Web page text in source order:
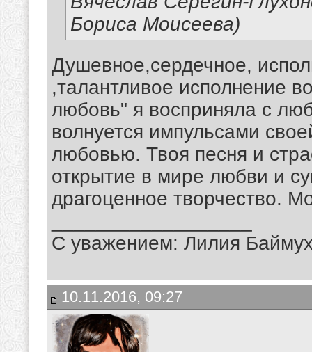
Бориса Моисеева)
Душевное,сердечное,
,талантливое исполнение
любовь" я восприняла с
волнуется импульсами
любовью. Твоя песня и
открытие в мире любви и
драгоценное творчество.
С уважением: Лилия
10.11.2016, 09:27